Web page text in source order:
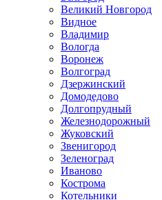
Великий Новгород
Видное
Владимир
Вологда
Воронеж
Волгоград
Дзержинский
Домодедово
Долгопрудный
Железнодорожный
Жуковский
Звенигород
Зеленоград
Иваново
Кострома
Котельники